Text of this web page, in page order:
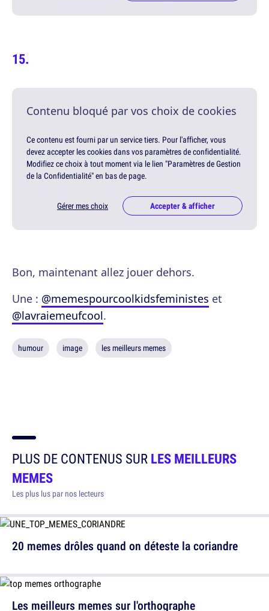
Contenu bloqué par vos choix de cookies
Ce contenu est fourni par un service tiers. Pour l'afficher, vous
devez accepter les cookies dans vos paramètres de confidentialité.
Modifiez ce choix à tout moment via le lien "Paramètres de Gestion
de la Confidentialité" en bas de page.
Gérer mes choix Accepter & afficher
Bon, maintenant allez jouer dehors.
Une : @memespourcoolkidsfeministes et
@lavraiemeufcool.
humour image les meilleurs memes
PLUS DE CONTENUS SURLES MEILLEURS
MEMES
Les plus lus par nos lecteurs
20 memes drôles quand on déteste la coriandre
Les meilleurs memes sur l'orthographe